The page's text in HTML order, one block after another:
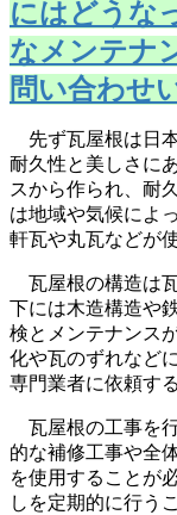
にはどうな
なメンテナ
問い合わせ
先ず瓦屋根は日
耐久性と美しさに
スから作られ、耐
は地域や気候によ
軒瓦や丸瓦などが
瓦屋根の構造は
下には木造構造や
検とメンテナンス
化や瓦のずれなど
専門業者に依頼す
瓦屋根の工事を
的な補修工事や全
を使用することが
しを定期的に行う